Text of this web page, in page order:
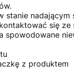
stanie nadającym
się ze
z produktem